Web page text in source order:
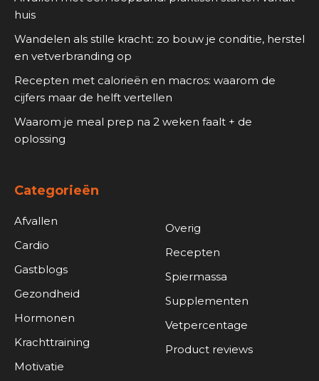
huis
Wandelen als stille kracht: zo bouw je conditie, herstel
en vetverbranding op
Recepten met calorieën en macros: waarom de
cijfers maar de helft vertellen
Waarom je meal prep na 2 weken faalt + de
oplossing
Categorieën
Afvallen
Cardio
Gastblogs
Gezondheid
Hormonen
Krachttraining
Motivatie
Overig
Recepten
Spiermassa
Supplementen
Vetpercentage
Product reviews